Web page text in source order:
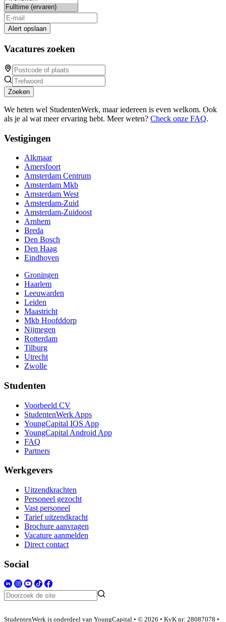
Alert opslaan
Vacatures zoeken
Zoeken
We heten wel StudentenWerk, maar iedereen is even welkom. Ook
als je al wat meer ervaring hebt. Meer weten? Check onze FAQ.
Vestigingen
Alkmaar
Amersfoort
Amsterdam Centrum
Amsterdam Mkb
Amsterdam West
Amsterdam-Zuid
Amsterdam-Zuidoost
Arnhem
Breda
Den Bosch
Den Haag
Eindhoven
Groningen
Haarlem
Leeuwarden
Leiden
Maastricht
Mkb Hoofddorp
Nijmegen
Rotterdam
Tilburg
Utrecht
Zwolle
Studenten
Voorbeeld CV
StudentenWerk Apps
YoungCapital IOS App
YoungCapital Android App
FAQ
Partners
Werkgevers
Uitzendkrachten
Personeel gezocht
Vast personeel
Tarief uitzendkracht
Brochure aanvragen
Vacature aanmelden
Direct contact
Social
StudentenWerk is onderdeel van YoungCapital • © 2026 • KvK nr: 28087078 •